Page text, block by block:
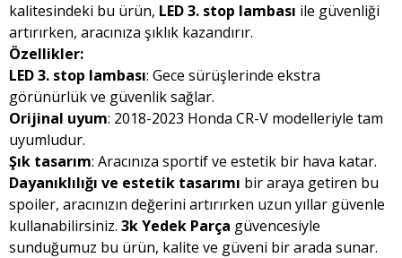
kalitesindeki bu ürün, LED 3. stop lambası ile güvenliği
artırırken, aracınıza şıklık kazandırır.
Özellikler:
LED 3. stop lambası: Gece sürüşlerinde ekstra
görünürlük ve güvenlik sağlar.
Orijinal uyum: 2018-2023 Honda CR-V modelleriyle tam
uyumludur.
Şık tasarım: Aracınıza sportif ve estetik bir hava katar.
Dayanıklılığı ve estetik tasarımı bir araya getiren bu
spoiler, aracınızın değerini artırırken uzun yıllar güvenle
kullanabilirsiniz. 3k Yedek Parça güvencesiyle
sunduğumuz bu ürün, kalite ve güveni bir arada sunar.